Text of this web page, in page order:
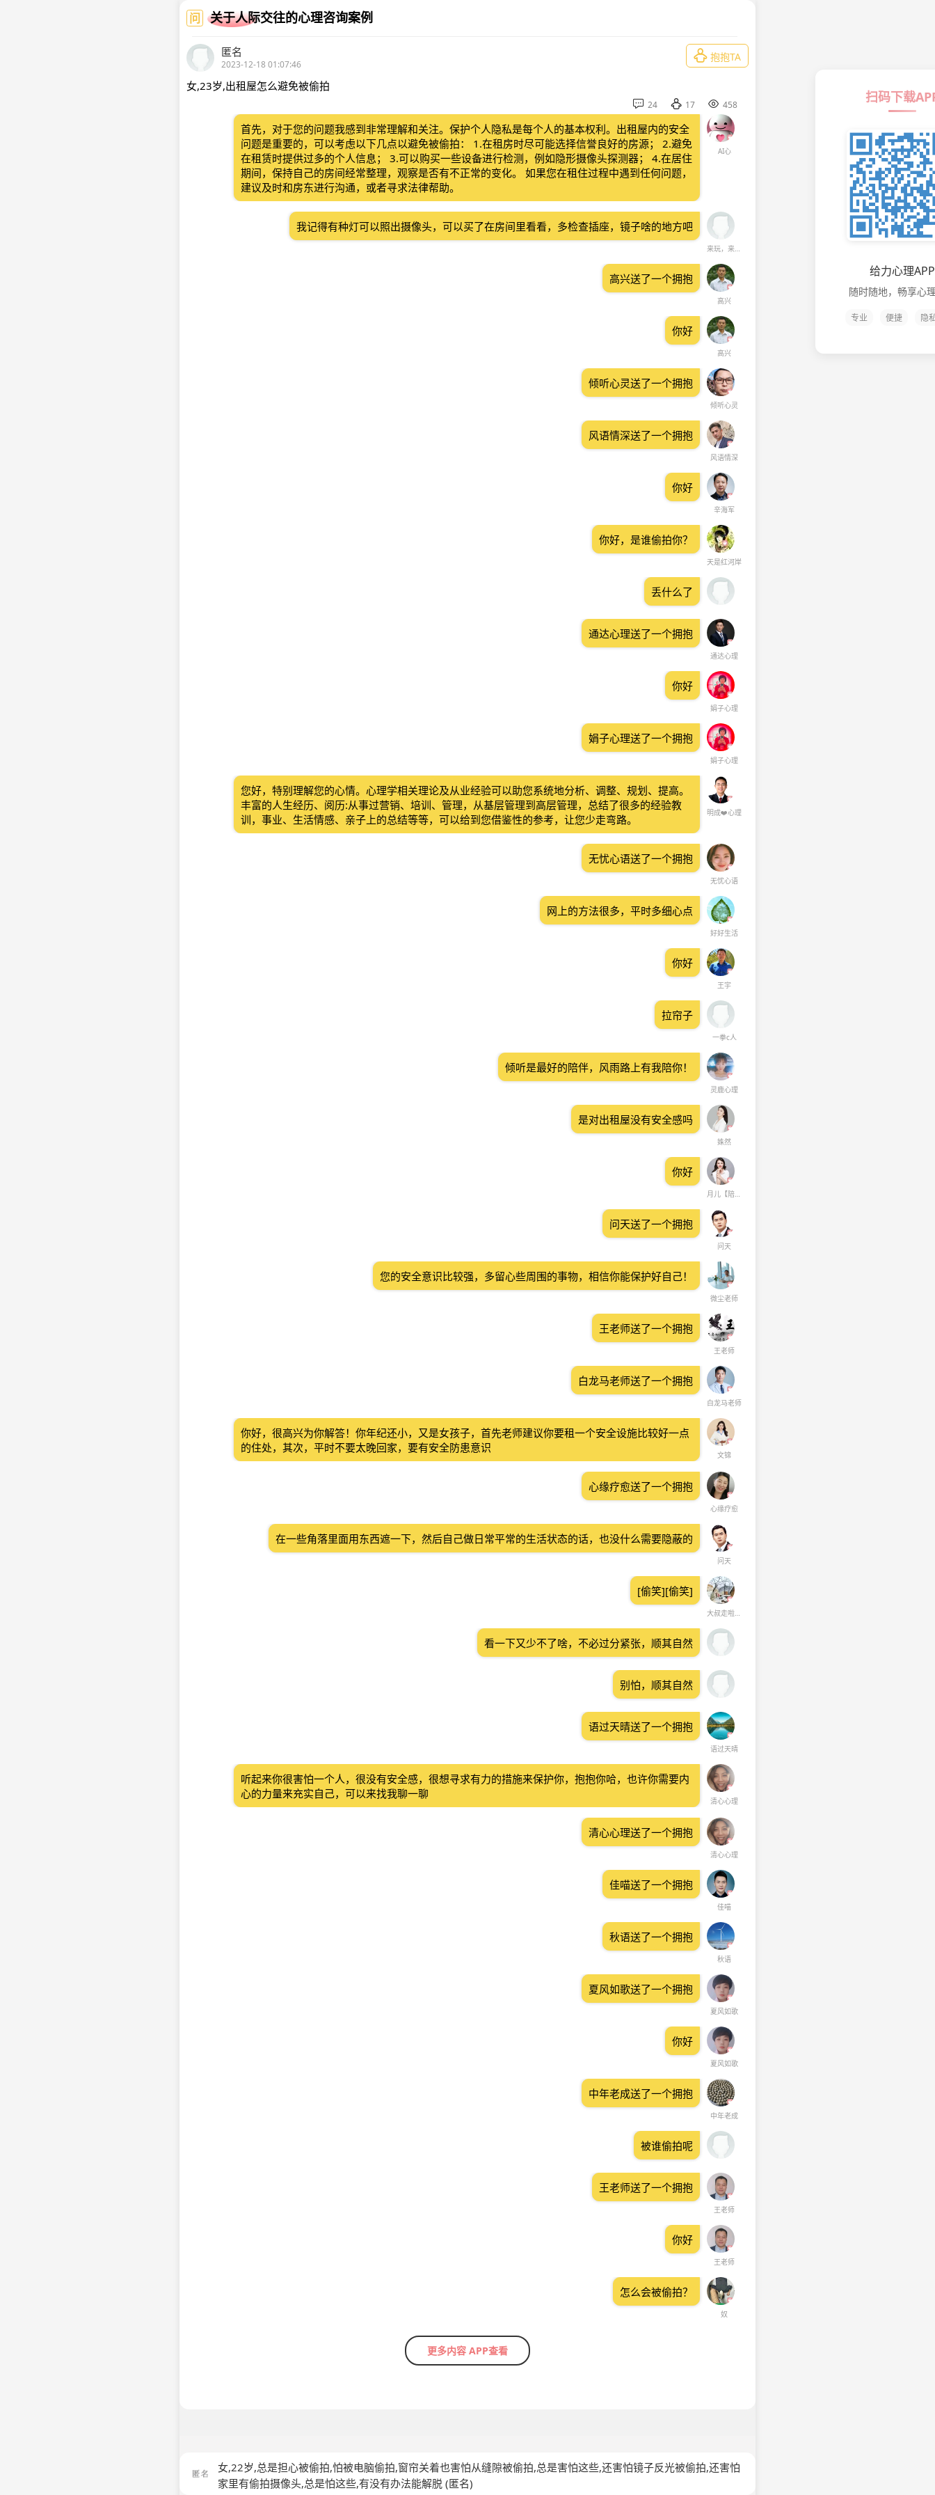
问 关于人际交往的心理咨询案例
匿名
2023-12-18 01:07:46
 抱抱TA
女,23岁,出租屋怎么避免被偷拍
 24  17  458
AI心
首先，对于您的问题我感到非常理解和关注。保护个人隐私是每个人的基本权利。出租屋内的安全
问题是重要的，可以考虑以下几点以避免被偷拍： 1.在租房时尽可能选择信誉良好的房源； 2.避免
在租赁时提供过多的个人信息； 3.可以购买一些设备进行检测，例如隐形摄像头探测器； 4.在居住
期间，保持自己的房间经常整理，观察是否有不正常的变化。 如果您在租住过程中遇到任何问题，
建议及时和房东进行沟通，或者寻求法律帮助。
来玩，来看，来听
我记得有种灯可以照出摄像头，可以买了在房间里看看，多检查插座，镜子啥的地方吧
高兴
高兴送了一个拥抱
高兴
你好
倾听心灵
倾听心灵送了一个拥抱
风语情深
风语情深送了一个拥抱
辛海军
你好
天是红河岸
你好，是谁偷拍你？
丢什么了
通达心理
通达心理送了一个拥抱
娟子心理
你好
娟子心理
娟子心理送了一个拥抱
明成❤️心理
您好，特别理解您的心情。心理学相关理论及从业经验可以助您系统地分析、调整、规划、提高。
丰富的人生经历、阅历:从事过营销、培训、管理，从基层管理到高层管理，总结了很多的经验教
训，事业、生活情感、亲子上的总结等等，可以给到您借鉴性的参考，让您少走弯路。
无忧心语
无忧心语送了一个拥抱
好好生活
网上的方法很多，平时多细心点
王宇
你好
一拳c人
拉帘子
灵鹿心理
倾听是最好的陪伴，风雨路上有我陪你！
姝然
是对出租屋没有安全感吗
月儿【陪伴倾听】
你好
问天
问天送了一个拥抱
微尘老师
您的安全意识比较强，多留心些周围的事物，相信你能保护好自己！
王老师
王老师送了一个拥抱
白龙马老师
白龙马老师送了一个拥抱
文锦
你好，很高兴为你解答！你年纪还小，又是女孩子，首先老师建议你要租一个安全设施比较好一点
的住处，其次，平时不要太晚回家，要有安全防患意识
心缘疗愈
心缘疗愈送了一个拥抱
问天
在一些角落里面用东西遮一下，然后自己做日常平常的生活状态的话，也没什么需要隐蔽的
大叔走啦啦啦
[偷笑][偷笑]
看一下又少不了啥，不必过分紧张，顺其自然
别怕，顺其自然
语过天晴
语过天晴送了一个拥抱
清心心理
听起来你很害怕一个人，很没有安全感，很想寻求有力的措施来保护你，抱抱你哈，也许你需要内
心的力量来充实自己，可以来找我聊一聊
清心心理
清心心理送了一个拥抱
佳喵
佳喵送了一个拥抱
秋语
秋语送了一个拥抱
夏风如歌
夏风如歌送了一个拥抱
夏风如歌
你好
中年老成
中年老成送了一个拥抱
被谁偷拍呢
王老师
王老师送了一个拥抱
王老师
你好
奴
怎么会被偷拍？
更多内容 APP查看
女,22岁,总是担心被偷拍,怕被电脑偷拍,窗帘关着也害怕从缝隙被偷拍,总是害怕这些,还害怕镜子反光被偷拍,还害怕
家里有偷拍摄像头,总是怕这些,有没有办法能解脱 (匿名)
扫码下载
给力心理APP
随时随地，畅享心
专业 便捷 隐